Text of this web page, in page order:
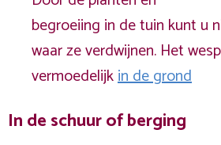
begroeiing in de tuin kunt u
waar ze verdwijnen. Het
vermoedelijkin de grond
In de schuur of berging